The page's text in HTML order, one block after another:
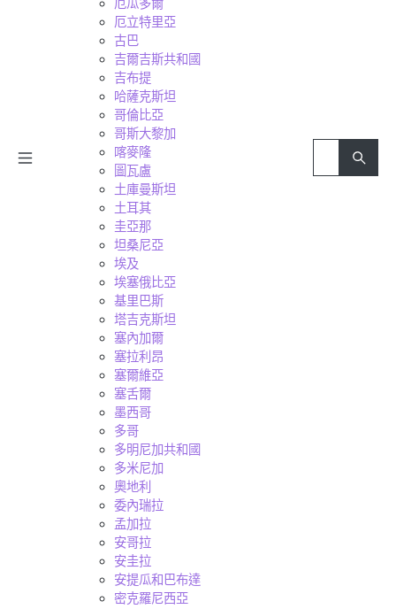
厄瓜多爾
厄立特里亞
古巴
吉爾吉斯共和國
吉布提
哈薩克斯坦
哥倫比亞
哥斯大黎加
喀麥隆
圖瓦盧
土庫曼斯坦
土耳其
圭亞那
坦桑尼亞
埃及
埃塞俄比亞
基里巴斯
塔吉克斯坦
塞內加爾
塞拉利昂
塞爾維亞
塞舌爾
墨西哥
多哥
多明尼加共和國
多米尼加
奧地利
委內瑞拉
孟加拉
安哥拉
安圭拉
安提瓜和巴布達
密克羅尼西亞